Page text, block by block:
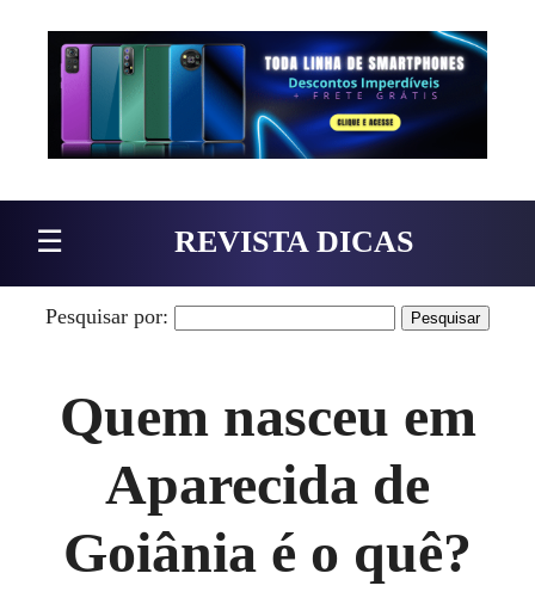
Pular para o conteúdo
☰ REVISTA DICAS
Pesquisar por:
Quem nasceu em
Aparecida de
Goiânia é o quê?